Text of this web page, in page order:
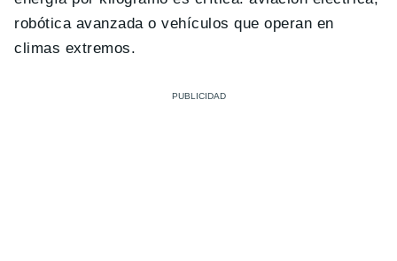
robótica avanzada o vehículos que operan en
climas extremos.